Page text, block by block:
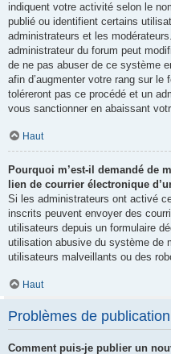
indiquent votre activité selon le
publié ou identifient certains
administrateurs et les
administrateur du forum peut
de ne pas abuser de ce système
afin d’augmenter votre rang sur
toléreront pas ce procédé et un
vous sanctionner en abaissant
Haut
Pourquoi m’est-il demandé de
lien de courrier électronique
Si les administrateurs ont activé
inscrits peuvent envoyer des
utilisateurs depuis un formulaire
utilisation abusive du système de
utilisateurs malveillants ou des
Haut
Problèmes de publication
Comment puis-je publier un